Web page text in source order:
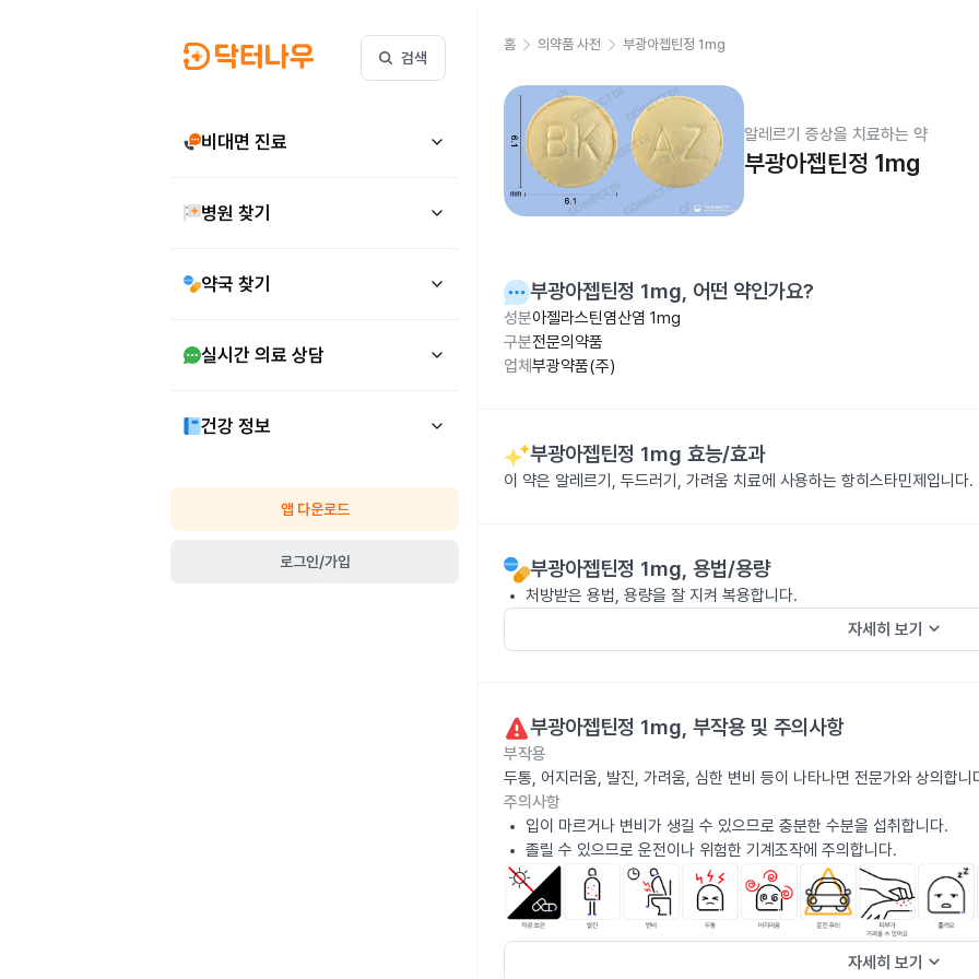
검색
비대면 진료
병원 찾기
약국 찾기
실시간 의료 상담
건강 정보
앱 다운로드
로그인/가입
홈 의약품 사전 부광아젭틴정 1mg
알레르기 증상을 치료하는 약
부광아젭틴정 1mg
부광아젭틴정 1mg, 어떤 약인가요?
성분아젤라스틴염산염 1mg
구분전문의약품
업체 부광약품(주)
부광아젭틴정 1mg 효능/효과
이 약은 알레르기, 두드러기, 가려움 치료에 사용하는 항히스타민제입니다.
부광아젭틴정 1mg, 용법/용량
처방받은 용법, 용량을 잘 지켜 복용합니다.
자세히 보기 keyboard_arrow_down
부광아젭틴정 1mg, 부작용 및 주의사항
부작용
두통, 어지러움, 발진, 가려움, 심한 변비 등이 나타나면 전문가와 상의합니
주의사항
입이 마르거나 변비가 생길 수 있으므로 충분한 수분을 섭취합니다.
졸릴 수 있으므로 운전이나 위험한 기계조작에 주의합니다.
자세히 보기 keyboard_arrow_down